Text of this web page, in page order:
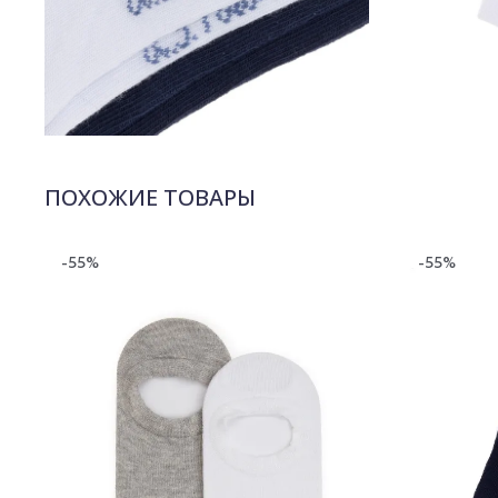
ПОХОЖИЕ ТОВАРЫ
-55% -55%